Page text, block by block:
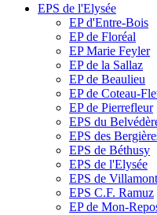
EPS de l'Elysée
EP d'Entre-Bois
EP de Floréal
EP Marie Feyler
EP de la Sallaz
EP de Beaulieu
EP de Coteau-
EP de Pierrefleur
EPS du
EPS des
EPS de Béthusy
EPS de l'Elysée
EPS de Villamont
EPS C.F. Ramuz
EP de Mon-